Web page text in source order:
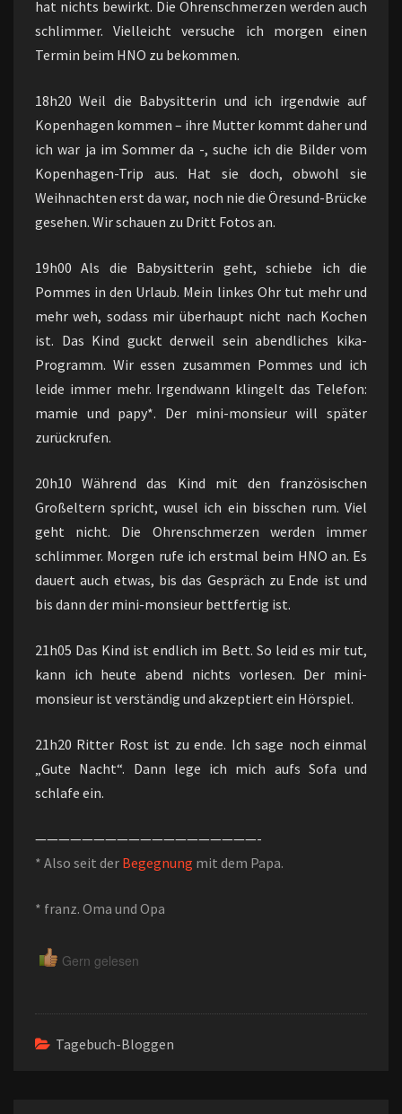
hat nichts bewirkt. Die Ohrenschmerzen werden auch
schlimmer. Vielleicht versuche ich morgen einen
Termin beim HNO zu bekommen.
18h20 Weil die Babysitterin und ich irgendwie auf
Kopenhagen kommen – ihre Mutter kommt daher und
ich war ja im Sommer da -, suche ich die Bilder vom
Kopenhagen-Trip aus. Hat sie doch, obwohl sie
Weihnachten erst da war, noch nie die Öresund-Brücke
gesehen. Wir schauen zu Dritt Fotos an.
19h00 Als die Babysitterin geht, schiebe ich die
Pommes in den Urlaub. Mein linkes Ohr tut mehr und
mehr weh, sodass mir überhaupt nicht nach Kochen
ist. Das Kind guckt derweil sein abendliches kika-
Programm. Wir essen zusammen Pommes und ich
leide immer mehr. Irgendwann klingelt das Telefon:
mamie und papy*. Der mini-monsieur will später
zurückrufen.
20h10 Während das Kind mit den französischen
Großeltern spricht, wusel ich ein bisschen rum. Viel
geht nicht. Die Ohrenschmerzen werden immer
schlimmer. Morgen rufe ich erstmal beim HNO an. Es
dauert auch etwas, bis das Gespräch zu Ende ist und
bis dann der mini-monsieur bettfertig ist.
21h05 Das Kind ist endlich im Bett. So leid es mir tut,
kann ich heute abend nichts vorlesen. Der mini-
monsieur ist verständig und akzeptiert ein Hörspiel.
21h20 Ritter Rost ist zu ende. Ich sage noch einmal
„Gute Nacht“. Dann lege ich mich aufs Sofa und
schlafe ein.
———————————————————-
* Also seit der Begegnung mit dem Papa.
* franz. Oma und Opa
Gern gelesen
Tagebuch-Bloggen